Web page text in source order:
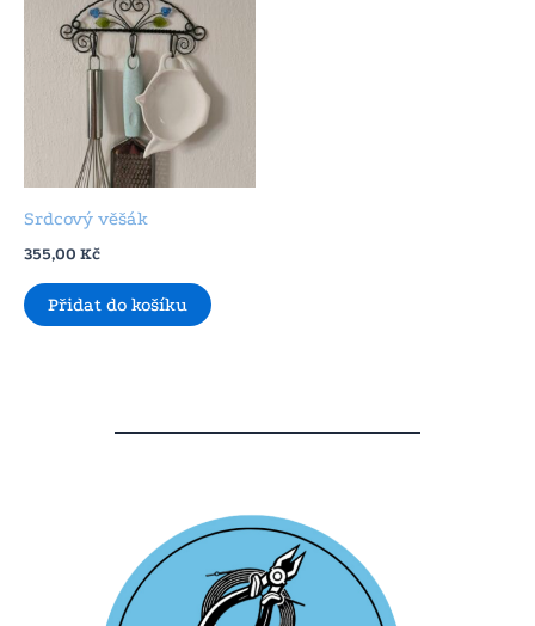
Srdcový věšák
355,00 Kč
Přidat do košíku